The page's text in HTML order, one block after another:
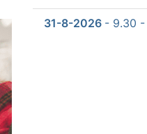
31-8-2026 - 9.30 -